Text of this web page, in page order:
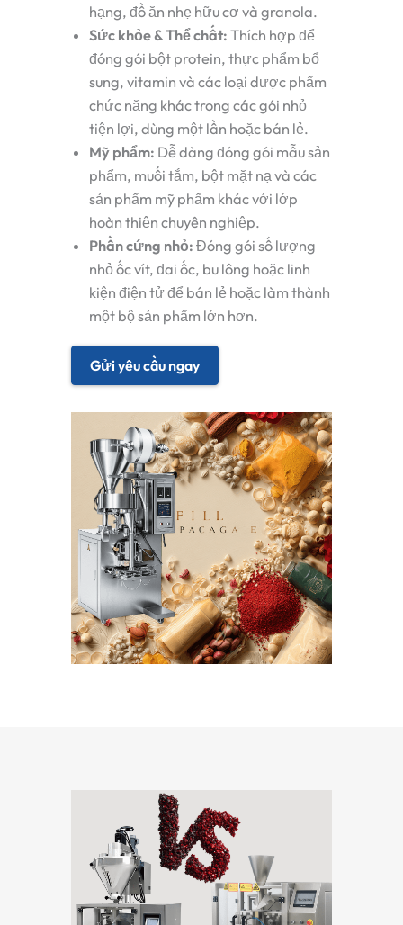
hạng, đồ ăn nhẹ hữu cơ và granola.
Sức khỏe & Thể chất: Thích hợp để
đóng gói bột protein, thực phẩm bổ
sung, vitamin và các loại dược phẩm
chức năng khác trong các gói nhỏ
tiện lợi, dùng một lần hoặc bán lẻ.
Mỹ phẩm: Dễ dàng đóng gói mẫu sản
phẩm, muối tắm, bột mặt nạ và các
sản phẩm mỹ phẩm khác với lớp
hoàn thiện chuyên nghiệp.
Phần cứng nhỏ: Đóng gói số lượng
nhỏ ốc vít, đai ốc, bu lông hoặc linh
kiện điện tử để bán lẻ hoặc làm thành
một bộ sản phẩm lớn hơn.
Gửi yêu cầu ngay